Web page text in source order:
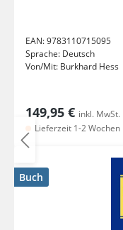
EAN:9783110715095
Sprache: Deutsch
Von/Mit: Burkhard Hess
149,95 € inkl. MwSt.
Lieferzeit 1-2 Wochen
Buch